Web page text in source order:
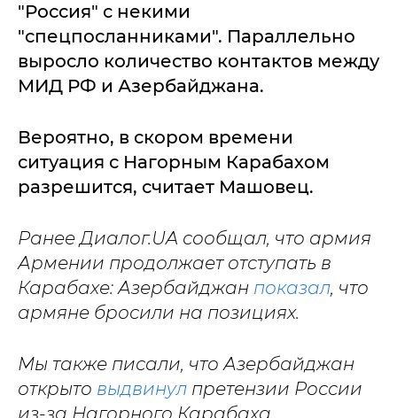
"Россия" с некими
"спецпосланниками". Параллельно
выросло количество контактов между
МИД РФ и Азербайджана.
Вероятно, в скором времени
ситуация с Нагорным Карабахом
разрешится, считает Машовец.
Ранее Диалог.UA сообщал, что армия
Армении продолжает отступать в
Карабахе: Азербайджан показал, что
армяне бросили на позициях.
Мы также писали, что Азербайджан
открыто выдвинул претензии России
из-за Нагорного Карабаха.